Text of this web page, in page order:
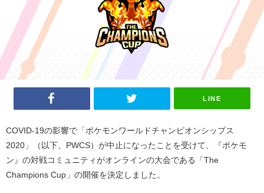
LINE
COVID-19の影響で「ポケモンワールドチャンピオンシップス
2020 」（以下、 PWCS）が中止になったことを受けて、『ポケモ
ン』の対戦コミュニティがオンラインの大会である「 The
Champions Cup 」の開催を決定しました。